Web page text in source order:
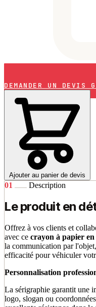
DEMANDER UN DEVIS
Ajouter au panier de devis
01 Description
Le produit en
Offrez à vos clients et
avec ce crayon à papier
la communication par
efficacité pour véhiculer
Personnalisation
La sérigraphie garantit une
logo, slogan ou